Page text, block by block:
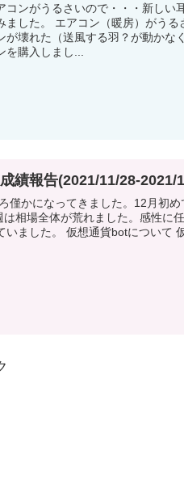
コンがうるさいので・・・新しい
ました。 エアコン（暖房）がうる
が壊れた（送風する羽？が動かな
購入しまし...
績報告(2021/11/28-2021/
僅かになってきました。12月初
相場全体が荒れました。感性に
いました。 仮想通貨botについて